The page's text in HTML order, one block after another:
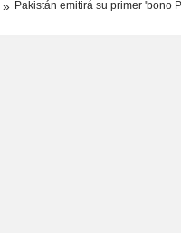
Pakistán emitirá su primer 'bono